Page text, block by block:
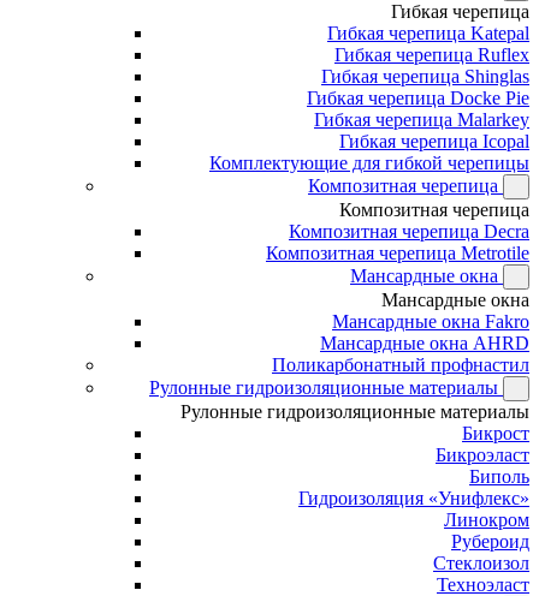
Гибкая черепица
Гибкая черепица Katepal
Гибкая черепица Ruflex
Гибкая черепица Shinglas
Гибкая черепица Docke Pie
Гибкая черепица Malarkey
Гибкая черепица Icopal
Комплектующие для гибкой черепицы
Композитная черепица
Композитная черепица
Композитная черепица Decra
Композитная черепица Metrotile
Мансардные окна
Мансардные окна
Мансардные окна Fakro
Мансардные окна AHRD
Поликарбонатный профнастил
Рулонные гидроизоляционные материалы
Рулонные гидроизоляционные материалы
Бикрост
Бикроэласт
Биполь
Гидроизоляция «Унифлекс»
Линокром
Рубероид
Стеклоизол
Техноэласт